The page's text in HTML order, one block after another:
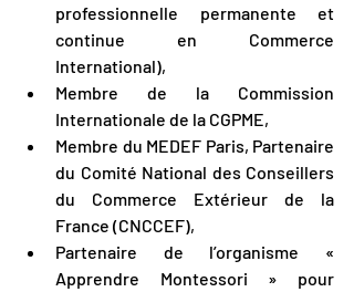
professionnelle permanente et
continue en Commerce
International),
Membre de la Commission
Internationale de la CGPME,
Membre du MEDEF Paris, Partenaire
du Comité National des Conseillers
du Commerce Extérieur de la
France (CNCCEF),
Partenaire de l’organisme «
Apprendre Montessori » pour